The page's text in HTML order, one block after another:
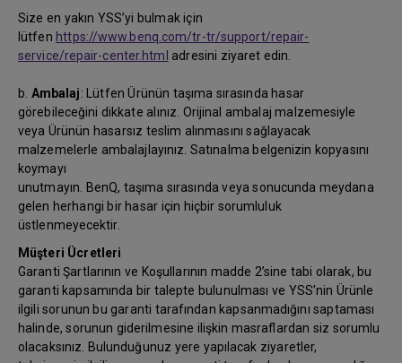
Size en yakın YSS’yi bulmak için
lütfen https://www.benq.com/tr-tr/support/repair-
service/repair-center.html adresini ziyaret edin.
b. Ambalaj: Lütfen Ürünün taşıma sırasında hasar
görebileceğini dikkate alınız. Orijinal ambalaj malzemesiyle
veya Ürünün hasarsız teslim alınmasını sağlayacak
malzemelerle ambalajlayınız. Satınalma belgenizin kopyasını
koymayı
unutmayın. BenQ, taşıma sırasında veya sonucunda meydana
gelen herhangi bir hasar için hiçbir sorumluluk
üstlenmeyecektir.
Müşteri Ücretleri
Garanti Şartlarının ve Koşullarının madde 2’sine tabi olarak, bu
garanti kapsamında bir talepte bulunulması ve YSS’nin Ürünle
ilgili sorunun bu garanti tarafından kapsanmadığını saptaması
halinde, sorunun giderilmesine ilişkin masraflardan siz sorumlu
olacaksınız. Bulunduğunuz yere yapılacak ziyaretler,